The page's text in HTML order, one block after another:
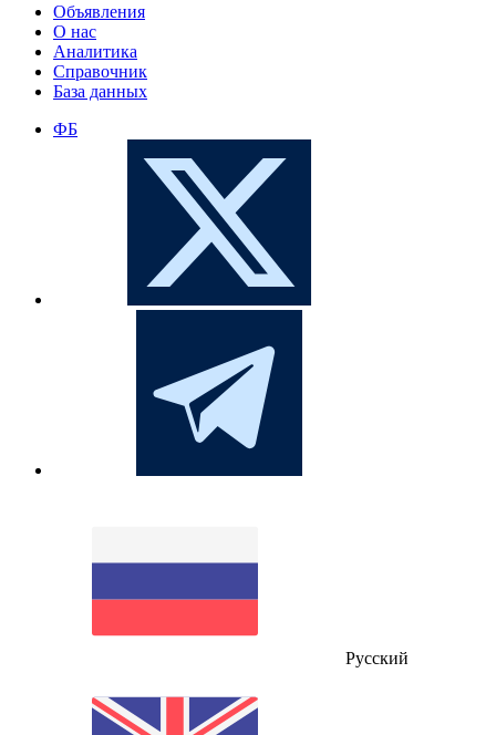
Объявления
О нас
Аналитика
Справочник
База данных
ФБ
Русский